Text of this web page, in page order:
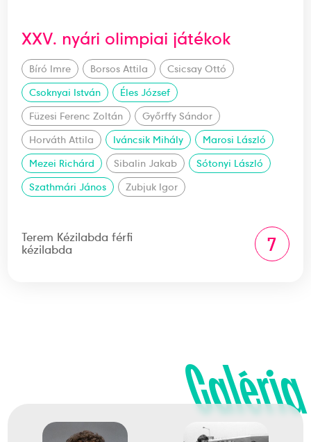
XXV. nyári olimpiai játékok
Bíró Imre Borsos Attila
Csicsay Ottó
Csoknyai István
Éles József
Füzesi Ferenc Zoltán
Győrffy Sándor
Horváth Attila
Iváncsik Mihály
Marosi László
Mezei Richárd
Sibalin Jakab
Sótonyi László
Szathmári János
Zubjuk Igor
Terem Kézilabda férfi
kézilabda
7
Galéria